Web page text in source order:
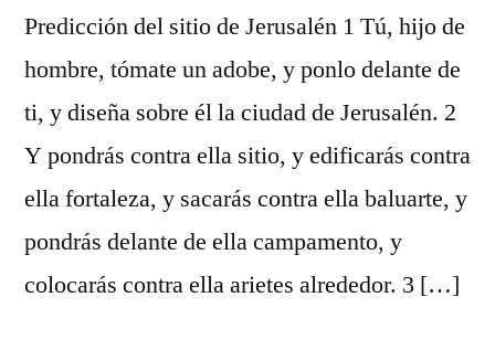
Predicción del sitio de Jerusalén 1 Tú, hijo de
hombre, tómate un adobe, y ponlo delante de
ti, y diseña sobre él la ciudad de Jerusalén. 2
Y pondrás contra ella sitio, y edificarás contra
ella fortaleza, y sacarás contra ella baluarte, y
pondrás delante de ella campamento, y
colocarás contra ella arietes alrededor. 3 […]